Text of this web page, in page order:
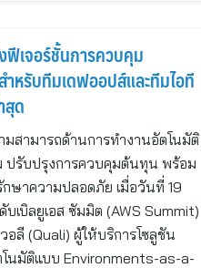
ฟีเจอร์ชั้นการควบคุม
หรับทีมเดฟออปส์และทีมไอที
สุด
มสามารถด้านการทำงานอัตโนมัติ
ปรับปรุงการควบคุมต้นทุน พร้อม
กษาความปลอดภัย เมื่อวันที่ 19
บเบิลยูเอส ซัมมิต (AWS Summit)
ลี (Quali) ผู้ให้บริการโซลูชัน
นมัติแบบ Environments-as-a-